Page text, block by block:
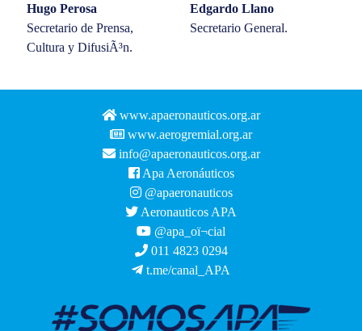
Hugo Perosa
Secretario de Prensa,
Cultura y DifusiÃ³n.
Edgardo Llano
Secretario General.
www.apaeronauticos.org.ar
www.aerogremial.org.ar
info@apaeronauticos.org.ar
Apa Aeronáuticos
@apaeronauticos
Aeronauticos APA
@apa_oï¬cial
011 4823 0294
t.me/canal_APA